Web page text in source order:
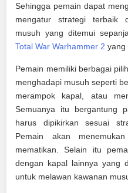
Sehingga pemain dapat
mengatur strategi terbaik
musuh yang ditemui
Total War Warhammer 2 yang
Pemain memiliki berbagai
menghadapi musuh seperti
merampok kapal, atau
Semuanya itu bergantung
harus dipikirkan sesuai
Pemain akan
mematikan. Selain itu
dengan kapal lainnya yang
untuk melawan kawanan